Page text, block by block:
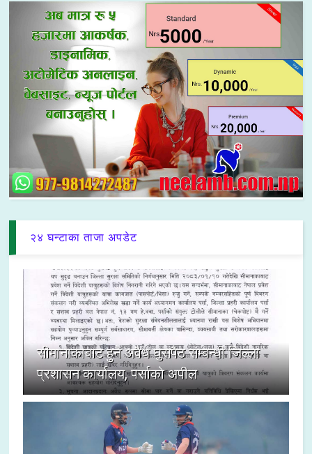
२४ घन्टाका ताजा अपडेट
सीमानाकाबाट हुने अवैध घुसपैठ सम्बन्धी जिल्ला
प्रशासन कार्यालय, पर्साको अपील